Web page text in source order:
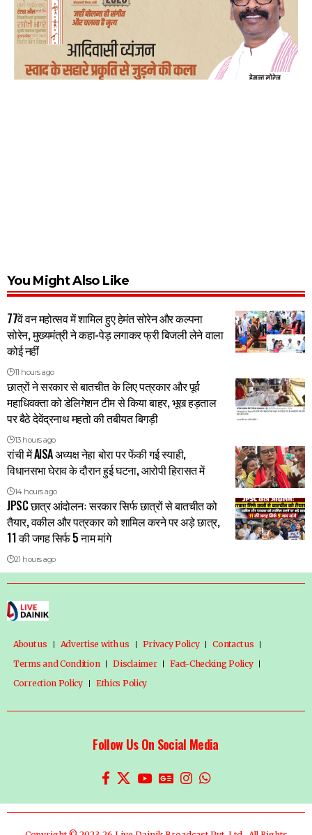
You Might Also Like
77वें वन महोत्सव में शामिल हुए हेमंत सोरेन और कल्पना
सोरेन, मुख्यमंत्री ने कहा-पेड़ लगाकर फ्री बिजली लेने वाला
कोई नहीं
11 hours ago
छात्रों ने सरकार से बातचीत के लिए पत्रकार और पूर्व
महाधिवक्ता को डेलिगेशन टीम से किया बाहर, भूख हड़ताल
पर बैठे देवेंद्रनाथ महतो की तबीयत बिगड़ी
13 hours ago
रांची में AISA अध्यक्ष नेहा बोरा पर फेंकी गई स्याही,
विधानसभा घेराव के दौरान हुई घटना, आरोपी हिरासत में
14 hours ago
JPSC छात्र आंदोलनः सरकार सिर्फ छात्रों से बातचीत को
तैयार, वकील और पत्रकार को शामिल करने पर अड़े छात्र,
11 की जगह सिर्फ 5 नाम मांगे
21 hours ago
About us Advertise with us Privacy Policy
Contact us
Terms and Condition
Disclaimer
Fact-Checking Policy
Correction Policy
Ethics Policy
Follow Us On Social Media